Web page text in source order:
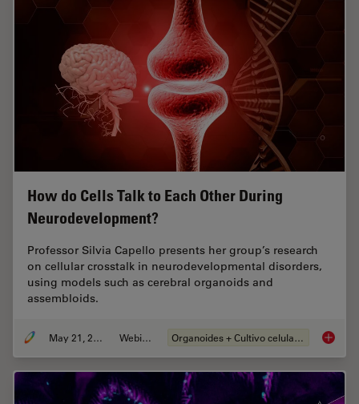
How do Cells Talk to Each Other During
Neurodevelopment?
Professor Silvia Capello presents her group’s research
on cellular crosstalk in neurodevelopmental disorders,
using models such as cerebral organoids and
assembloids.
May 21, 2024 Webinar Organoides + Cultivo celular 3D How